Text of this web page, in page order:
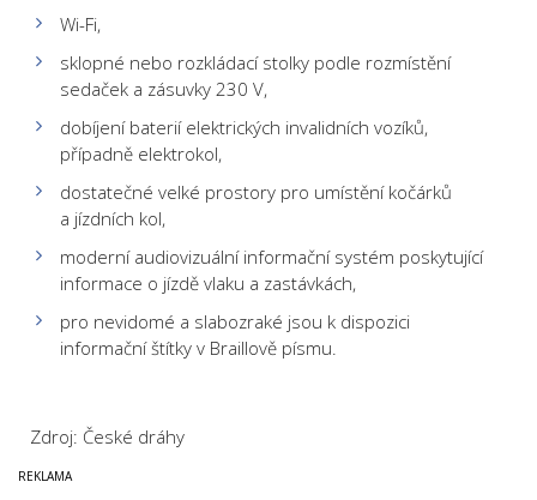
Wi-Fi,
sklopné nebo rozkládací stolky podle rozmístění
sedaček a zásuvky 230 V,
dobíjení baterií elektrických invalidních vozíků,
případně elektrokol,
dostatečné velké prostory pro umístění kočárků
a jízdních kol,
moderní audiovizuální informační systém poskytující
informace o jízdě vlaku a zastávkách,
pro nevidomé a slabozraké jsou k dispozici
informační štítky v Braillově písmu.
Zdroj: České dráhy